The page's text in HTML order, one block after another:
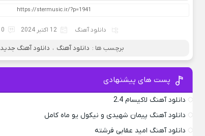
دانلود آهنگ 12 اکتبر 2024 0 نظر
برچسب ها : دانلود آهنگ ، دانلود آهنگ جدید
پست های پیشنهادی
دانلود آهنگ لاکیسام 2.4
دانلود آهنگ پیمان شهیدی و نیکول یو ماه کامل
دانلود آهنگ امید عقابی فرشته